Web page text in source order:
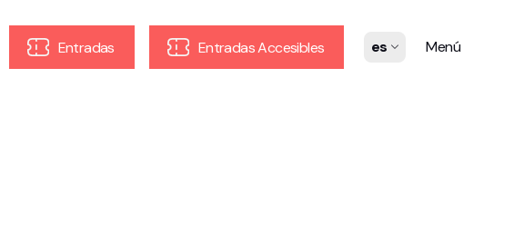
Entradas Entradas Accesibles es Menú